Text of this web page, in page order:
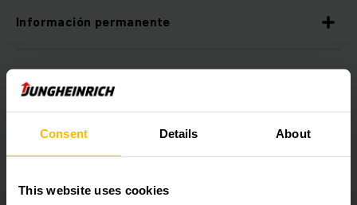
Consent Details About
This website uses cookies
Información permanente
Ergonomía óptima
Amplio equipamiento adicional